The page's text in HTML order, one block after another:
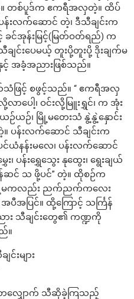
။ တစ်ပူဒ်က ဧကရီအလှတဲ့။ ထိပ်
လက်ဆောင် တဲ့၊ ဒီသီချင်းက
ခင်အုန်းမြင့်(မြတ်ဝတ်ရည်) က
င်းပေမယ့် တူးပို့တူးပို့ ဒိုးချက်မ
င့် အခံ့အညားဖြစ်သည်။
ြင့် စဖွင့်သည်။ “ ဧကရီအလှ
လို့လာပေါ့၊ ဝင်းလို့မြူးရွှင်၊ က အုံး
ယဉ်ယဉ်၊ မြို့မတေးသံ နွဲ့နွဲ့နှောင်း
။ ပန်းလက်ဆောင် သီချင်းက
ယံနန်းမလေ၊ ပန်းလက်ဆောင်
၊ ပန်းရွှေသွေး နုထွေး၊ ရွေးချယ်
ဆင် သ ဖို့ပင်” တဲ့။ ထိုစဉ်က
ြို့မကလည်း ညက်ညက်ကလေး
ြင်။ ထို့ကြောင့် သင်္ကြန်
ား သီချင်းတွေ၏ ကဏ္ဍကို
။
းများ
းတလျှောက် သီဆိုခဲ့ကြသည့်